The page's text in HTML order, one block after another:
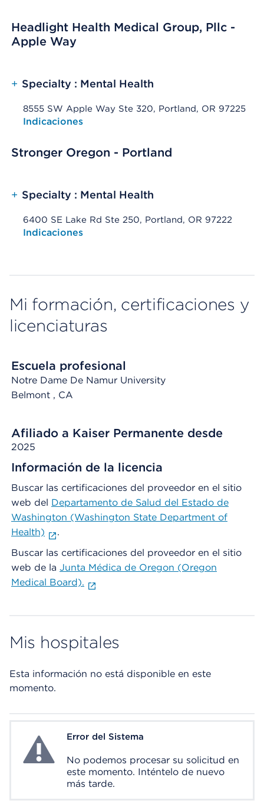
Headlight Health Medical Group, Pllc -
Apple Way
+ Specialty : Mental Health
8555 SW Apple Way Ste 320, Portland, OR 97225
Opens native map application on mobile devices
Indicaciones
Stronger Oregon - Portland
+ Specialty : Mental Health
6400 SE Lake Rd Ste 250, Portland, OR 97222
Opens native map application on mobile devices
Indicaciones
Mi formación, certificaciones y
licenciaturas
Escuela profesional
Notre Dame De Namur University
Belmont , CA
Afiliado a Kaiser Permanente desde
2025
Información de la licencia
Buscar las certificaciones del proveedor en el sitio
web del Departamento de Salud del Estado de
Washington (Washington State Department of
Health)
.
Buscar las certificaciones del proveedor en el sitio
web de la Junta Médica de Oregon (Oregon
Medical Board).
Mis hospitales
Esta información no está disponible en este
momento.
System ErrorError del Sistema
No podemos procesar su solicitud en
este momento. Inténtelo de nuevo
más tarde.